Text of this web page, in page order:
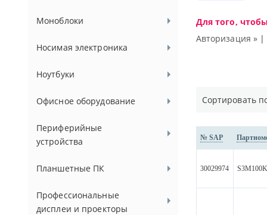
Моноблоки
Носимая электроника
Ноутбуки
Офисное оборудование
Периферийные
устройства
Планшетные ПК
Профессиональные
дисплеи и проекторы
Для того,
Авторизация » |
Сортировать
№ SAP
30029974